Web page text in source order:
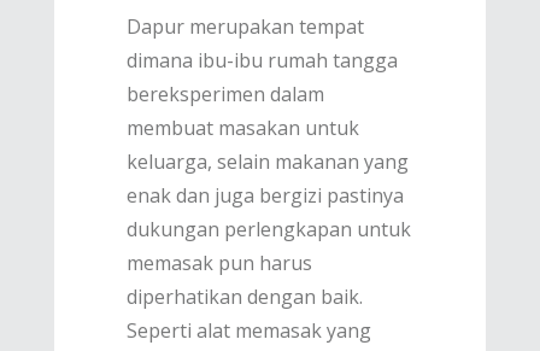
Dapur merupakan tempat
dimana ibu-ibu rumah tangga
bereksperimen dalam
membuat masakan untuk
keluarga, selain makanan yang
enak dan juga bergizi pastinya
dukungan perlengkapan untuk
memasak pun harus
diperhatikan dengan baik.
Seperti alat memasak yang